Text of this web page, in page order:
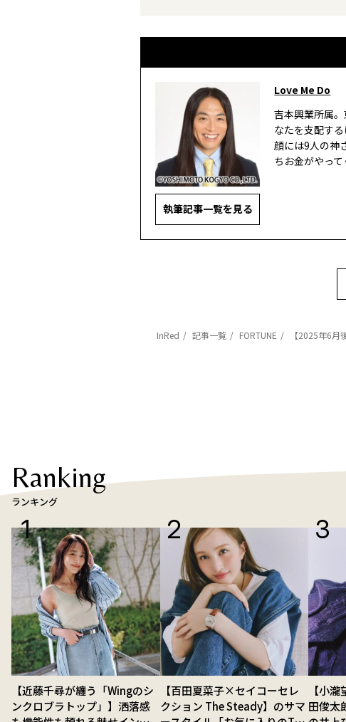
執筆記事一覧を見る
Love Me Do
吉本興業所属
なたを支配す
顔には9人の神
ちお金がやっ
InRed 記事一覧 FORTUNE 【2025年6月
Ranking
ランキング
【近藤千尋が纏う「Wingのシ
ンクロブラトップ」】洒落感
【百田夏菜子×セイコーセレ
クション The Steady】のサマ
【小
田俊太